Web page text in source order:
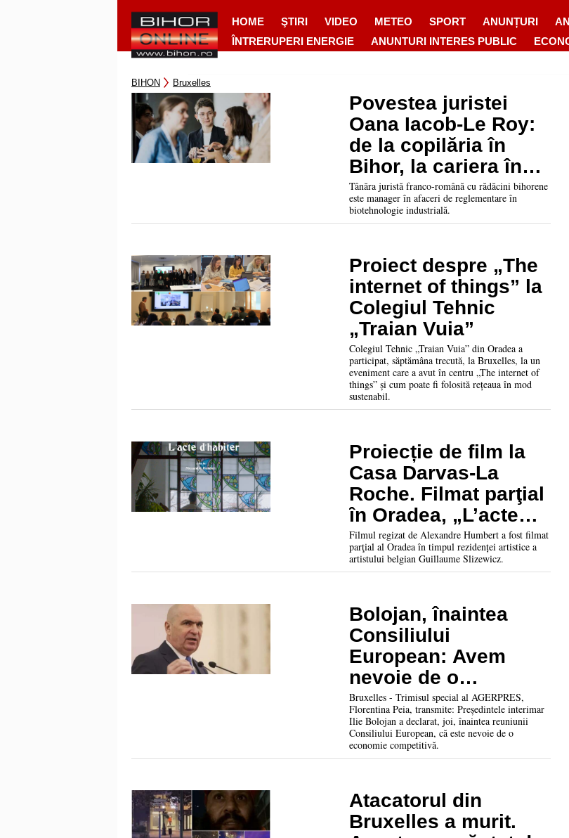
HOME ŞTIRI VIDEO METEO SPORT ANUNȚURI
ÎNTRERUPERI ENERGIE
ANUNTURI INTERES PUBLIC
BIHON Bruxelles
Povestea juristei
Oana Iacob-Le Roy:
de la copilăria în
Bihor, la cariera în
instituțiile europene
Tânăra juristă franco-română cu rădăcini bihorene
este manager în afaceri de reglementare în
biotehnologie industrială.
Proiect despre „The
internet of things” la
Colegiul Tehnic
„Traian Vuia”
Colegiul Tehnic „Traian Vuia” din Oradea a
participat, săptămâna trecută, la Bruxelles, la un
eveniment care a avut în centru „The internet of
things” și cum poate fi folosită rețeaua în mod
sustenabil.
Proiecție de film la
Casa Darvas-La
Roche. Filmat parţial
în Oradea, „L’acte
d’habiter” va putea fi
văzut până la
sfârșitul anului
Filmul regizat de Alexandre Humbert a fost filmat
parţial al Oradea în timpul rezidenței artistice a
artistului belgian Guillaume Slizewicz.
Bolojan, înaintea
Consiliului
European: Avem
nevoie de o
economie
competitivă
Bruxelles - Trimisul special al AGERPRES,
Florentina Peia, transmite: Președintele interimar
Ilie Bolojan a declarat, joi, înaintea reuniunii
Consiliului European, că este nevoie de o
economie competitivă.
Atacatorul din
Bruxelles a murit.